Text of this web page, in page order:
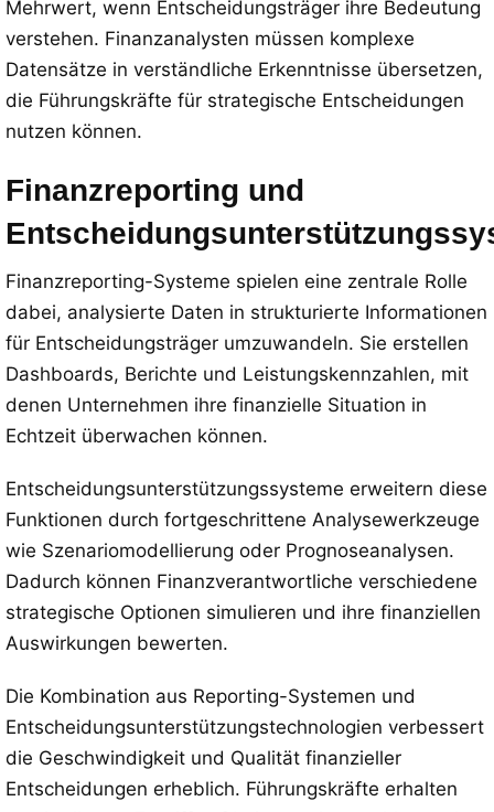
Mehrwert, wenn Entscheidungsträger ihre Bedeutung
verstehen. Finanzanalysten müssen komplexe
Datensätze in verständliche Erkenntnisse übersetzen,
die Führungskräfte für strategische Entscheidungen
nutzen können.
Finanzreporting und
Finanzreporting-Systeme spielen eine zentrale Rolle
dabei, analysierte Daten in strukturierte Informationen
für Entscheidungsträger umzuwandeln. Sie erstellen
Dashboards, Berichte und Leistungskennzahlen, mit
denen Unternehmen ihre finanzielle Situation in
Echtzeit überwachen können.
Entscheidungsunterstützungssysteme erweitern diese
Funktionen durch fortgeschrittene Analysewerkzeuge
wie Szenariomodellierung oder Prognoseanalysen.
Dadurch können Finanzverantwortliche verschiedene
strategische Optionen simulieren und ihre finanziellen
Auswirkungen bewerten.
Die Kombination aus Reporting-Systemen und
Entscheidungsunterstützungstechnologien verbessert
die Geschwindigkeit und Qualität finanzieller
Entscheidungen erheblich. Führungskräfte erhalten